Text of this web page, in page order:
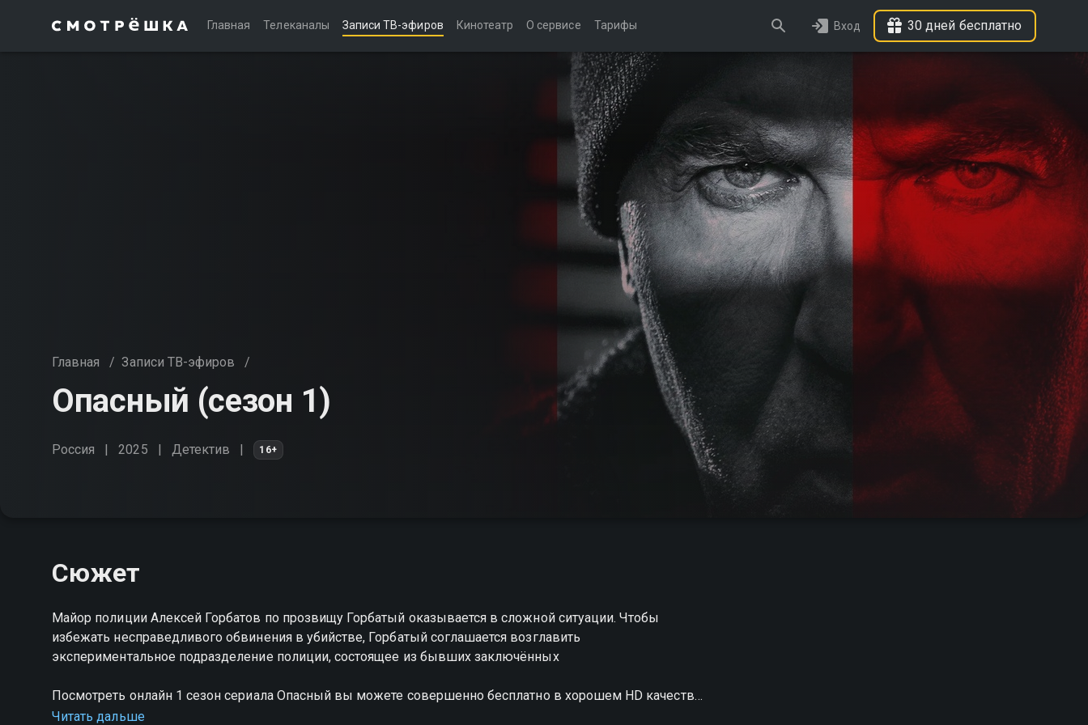
Главная Телеканалы Записи ТВ-эфиров Кинотеатр О сервисе Тарифы Вход 30 дней бесплатно
Главная / Записи ТВ-эфиров /
Опасный (сезон 1)
Россия 2025 Детектив 16+
Сюжет
Майор полиции Алексей Горбатов по прозвищу Горбатый оказывается в сложной ситуации. Чтобы
избежать несправедливого обвинения в убийстве, Горбатый соглашается возглавить
экспериментальное подразделение полиции, состоящее из бывших заключённых
Посмотреть онлайн 1 сезон сериала Опасный вы можете совершенно бесплатно в хорошем HD качестве
на Смотрёшке
Читать дальше